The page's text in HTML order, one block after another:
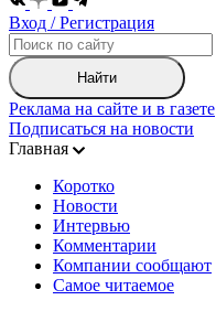
Вход / Регистрация
Найти
Реклама на сайте и в газете
Подписаться на новости
Главная
Коротко
Новости
Интервью
Комментарии
Компании сообщают
Самое читаемое